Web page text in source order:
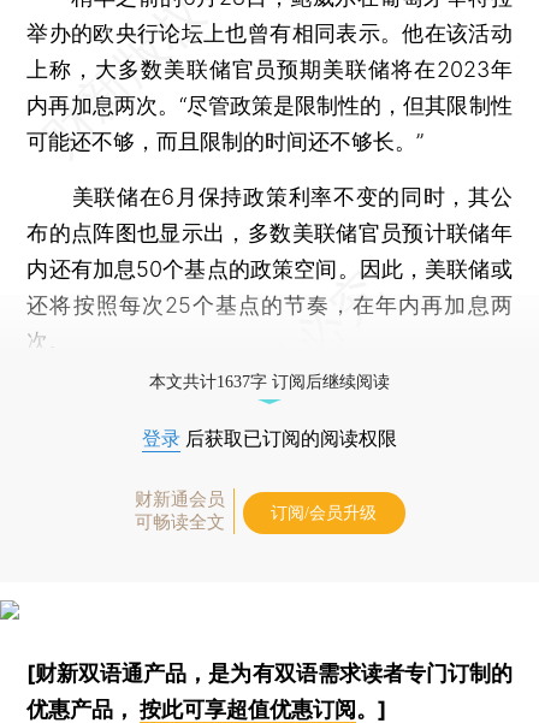
举办的欧央行论坛上也曾有相同表示。他在该活动
上称，大多数美联储官员预期美联储将在2023年
内再加息两次。“尽管政策是限制性的，但其限制性
可能还不够，而且限制的时间还不够长。”
美联储在6月保持政策利率不变的同时，其公
布的点阵图也显示出，多数美联储官员预计联储年
内还有加息50个基点的政策空间。因此，美联储或
还将按照每次25个基点的节奏，在年内再加息两
次。
本文共计1637字 订阅后继续阅读
登录 后获取已订阅的阅读权限
财新通会员
可畅读全文
订阅/会员升级
[财新双语通产品，是为有双语需求读者专门订制的
优惠产品，按此可享超值优惠订阅。]